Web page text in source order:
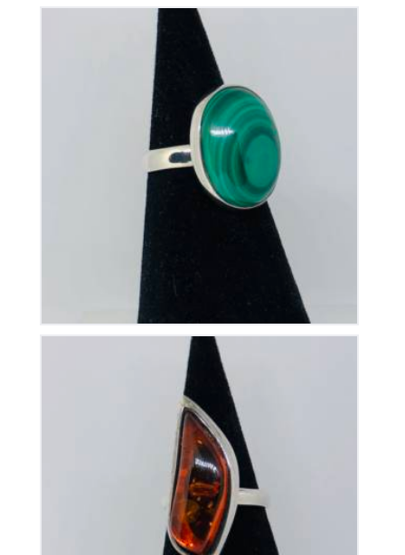
Bague Malachite sur Argent
105€
Bague Ambre sur Argent
165€